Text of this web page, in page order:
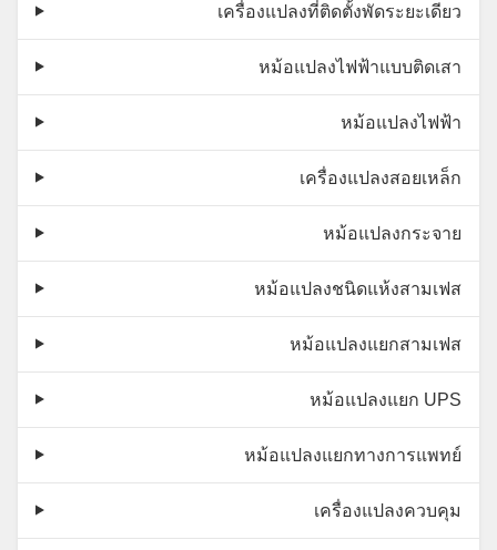
เครื่องแปลงที่ติดตั้งพัดระยะเดียว
หม้อแปลงไฟฟ้าแบบติดเสา
หม้อแปลงไฟฟ้า
เครื่องแปลงสอยเหล็ก
หม้อแปลงกระจาย
หม้อแปลงชนิดแห้งสามเฟส
หม้อแปลงแยกสามเฟส
หม้อแปลงแยก UPS
หม้อแปลงแยกทางการแพทย์
เครื่องแปลงควบคุม